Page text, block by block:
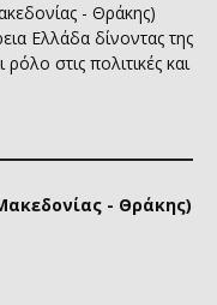
- Θράκης)
Ελλάδα δίνοντας της
στις πολιτικές και
- Θράκης)